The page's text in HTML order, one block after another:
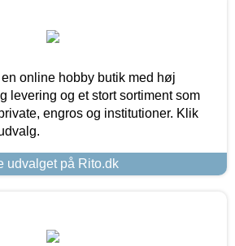
online hobby butik med høj
levering og et stort sortiment som
engros og institutioner. Klik
udvalget på Rito.dk